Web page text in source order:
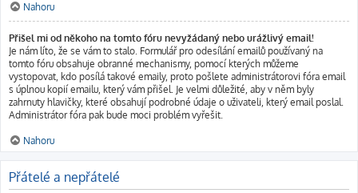
Nahoru
Přišel mi od někoho na tomto fóru nevyžádaný nebo urážlivý email!
Je nám líto, že se vám to stalo. Formulář pro odesílání emailů používaný na
tomto fóru obsahuje obranné mechanismy, pomocí kterých můžeme
vystopovat, kdo posílá takové emaily, proto pošlete administrátorovi fóra email
s úplnou kopií emailu, který vám přišel. Je velmi důležité, aby v něm byly
zahrnuty hlavičky, které obsahují podrobné údaje o uživateli, který email poslal.
Administrátor fóra pak bude moci problém vyřešit.
Nahoru
Přátelé a nepřátelé